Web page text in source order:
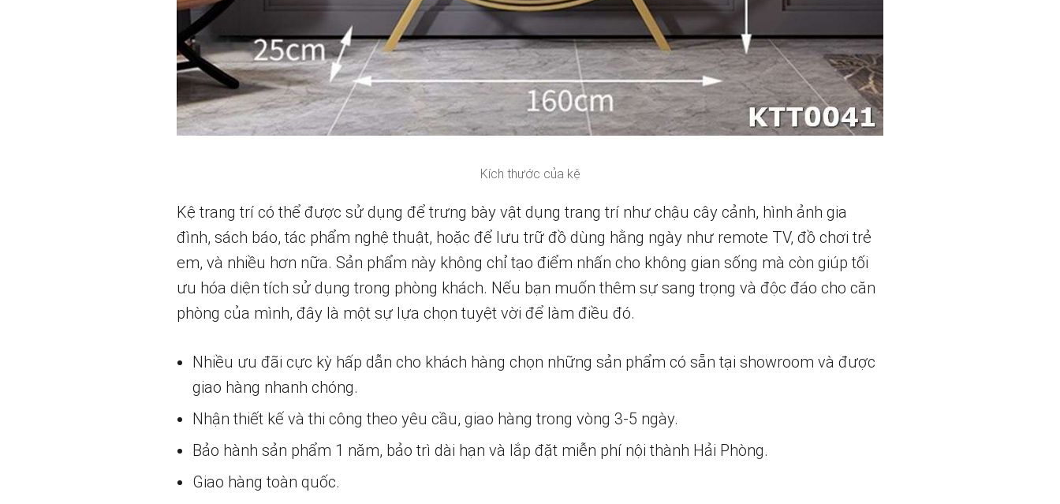
Kích thước của kệ
Kệ trang trí có thể được sử dụng để trưng bày vật dụng trang trí như chậu cây cảnh, hình ảnh gia
đình, sách báo, tác phẩm nghệ thuật, hoặc để lưu trữ đồ dùng hằng ngày như remote TV, đồ chơi trẻ
em, và nhiều hơn nữa. Sản phẩm này không chỉ tạo điểm nhấn cho không gian sống mà còn giúp tối
ưu hóa diện tích sử dụng trong phòng khách. Nếu bạn muốn thêm sự sang trọng và độc đáo cho căn
phòng của mình, đây là một sự lựa chọn tuyệt vời để làm điều đó.
Nhiều ưu đãi cực kỳ hấp dẫn cho khách hàng chọn những sản phẩm có sẵn tại showroom và được
giao hàng nhanh chóng.
Nhận thiết kế và thi công theo yêu cầu, giao hàng trong vòng 3-5 ngày.
Bảo hành sản phẩm 1 năm, bảo trì dài hạn và lắp đặt miễn phí nội thành Hải Phòng.
Giao hàng toàn quốc.